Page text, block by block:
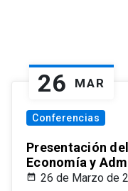
26 MAR
Conferencias
Presentación
Economía y
26 de Marzo de